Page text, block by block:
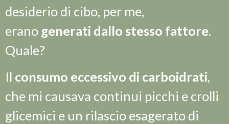
desiderio di cibo, per me,
erano generati dallo stesso fattore.
Quale?
Il consumo eccessivo di carboidrati,
che mi causava continui picchi e crolli
glicemici e un rilascio esagerato di